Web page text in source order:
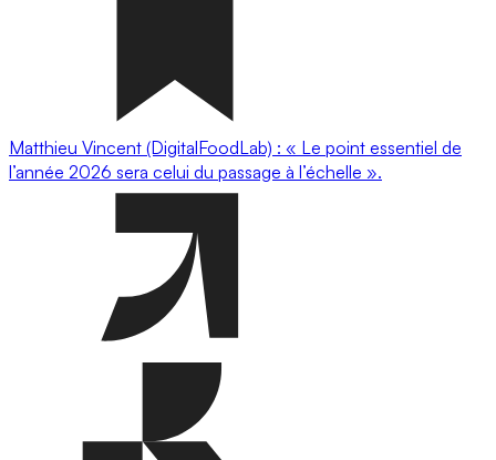
Matthieu Vincent (DigitalFoodLab) : « Le point essentiel de
l’année 2026 sera celui du passage à l’échelle ».